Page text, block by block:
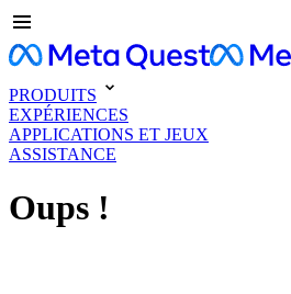
PRODUITS
EXPÉRIENCES
APPLICATIONS ET JEUX
ASSISTANCE
Oups !